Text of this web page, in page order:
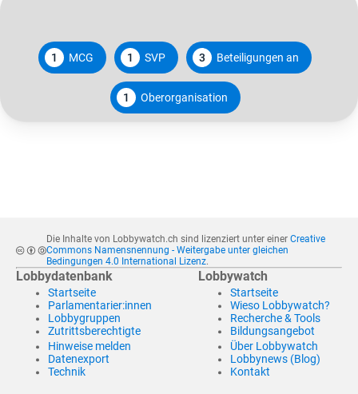
1 MCG 1 SVP 3 Beteiligungen an
1 Oberorganisation
Die Inhalte von Lobbywatch.ch sind lizenziert unter einer Creative
Commons Namensnennung - Weitergabe unter gleichen
Bedingungen 4.0 International Lizenz.
Lobbydatenbank
Startseite
Parlamentarier:innen
Lobbygruppen
Zutrittsberechtigte
Hinweise melden
Datenexport
Technik
Lobbywatch
Startseite
Wieso Lobbywatch?
Recherche & Tools
Bildungsangebot
Über Lobbywatch
Lobbynews (Blog)
Kontakt